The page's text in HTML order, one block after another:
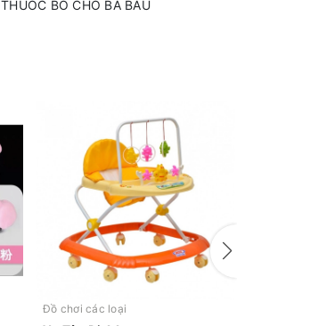
THUỐC BỔ CHO BÀ BẦU
Đồ chơi các loại